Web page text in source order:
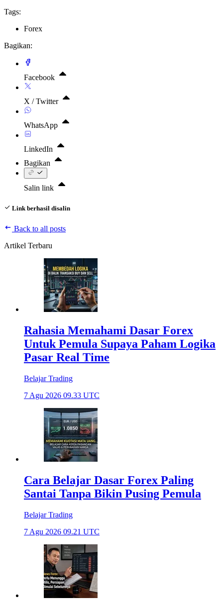
Tags:
Forex
Bagikan:
Facebook
X / Twitter
WhatsApp
LinkedIn
Bagikan
Salin link
Link berhasil disalin
Back to all posts
Artikel Terbaru
Rahasia Memahami Dasar Forex
Untuk Pemula Supaya Paham Logika
Pasar Real Time
Belajar Trading
7 Agu 2026 09.33 UTC
Cara Belajar Dasar Forex Paling
Santai Tanpa Bikin Pusing Pemula
Belajar Trading
7 Agu 2026 09.21 UTC